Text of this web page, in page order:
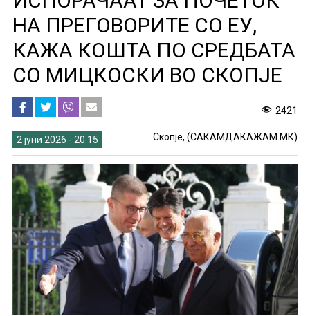
НА ПРЕГОВОРИТЕ СО ЕУ,
КАЖА КОШТА ПО СРЕДБАТА
СО МИЦКОСКИ ВО СКОПЈЕ
2421
2 јуни 2026 - 20:15 Скопје, (САКАМДАКАЖАМ.МК)